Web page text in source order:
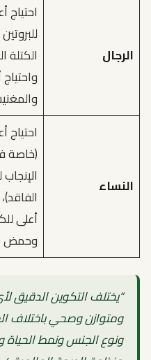
الرجال
احتياج
الكتلة
النساء
احتياج
(خاصة
أعلى
وحمض
“يختلف التكوين الدقيق
ومتوازن وصحي باختلاف
ونوع الجنس ونمط الحياة